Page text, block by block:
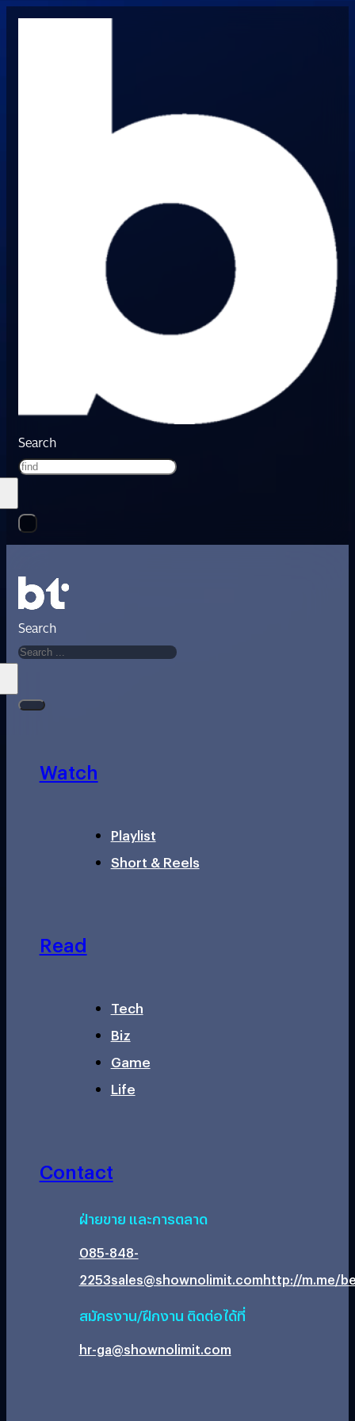
Search
Search
Watch
Playlist
Short & Reels
Read
Tech
Biz
Game
Life
Contact
ฝ่ายขาย และการตลาด
085-848-
2253sales@shownolimit.comhttp://m.me/
สมัครงาน/ฝึกงาน ติดต่อได้ที่
hr-ga@shownolimit.com